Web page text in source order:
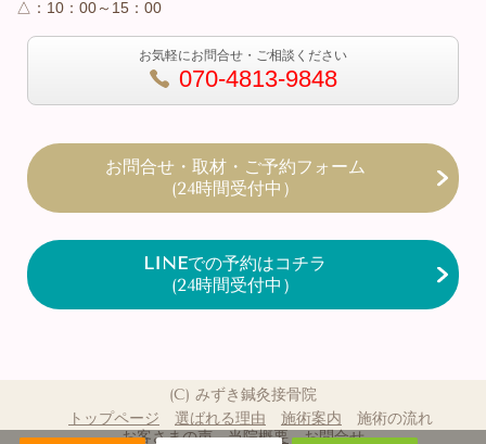
△： 10：00～15：00
お気軽にお問合せ・ご相談ください
070-4813-9848
お問合せ・取材・ご予約フォーム
(24時間受付中）
LINEでの予約はコチラ
(24時間受付中）
(C) みずき鍼灸接骨院
トップページ
選ばれる理由 施術案内
施術の流れ
お客さまの声
当院概要 お問合せ